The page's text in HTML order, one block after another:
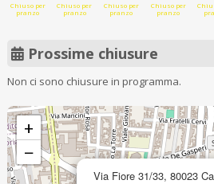
Chiuso per
pranzo
Chiuso per
pranzo
Chiuso per
pranzo
Chiuso per
pranzo
Prossime chiusure
Non ci sono chiusure in programma.
Via Fiore 31/33, 80023
+
−